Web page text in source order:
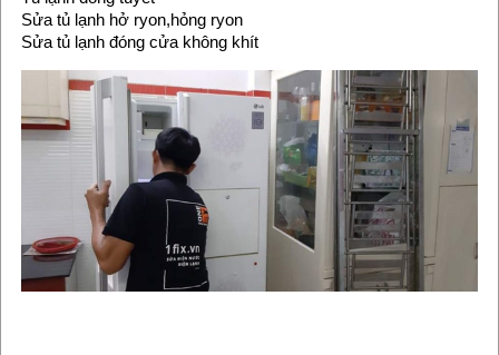
Sửa tủ lạnh hở ryon,hỏng ryon
Sửa tủ lạnh đóng cửa không khít